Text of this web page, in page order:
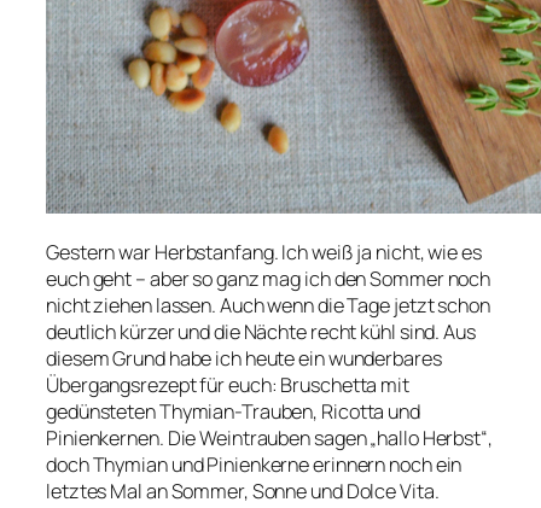
Gestern war Herbstanfang. Ich weiß ja nicht, wie es
euch geht – aber so ganz mag ich den Sommer noch
nicht ziehen lassen. Auch wenn die Tage jetzt schon
deutlich kürzer und die Nächte recht kühl sind. Aus
diesem Grund habe ich heute ein wunderbares
Übergangsrezept für euch: Bruschetta mit
gedünsteten Thymian-Trauben, Ricotta und
Pinienkernen. Die Weintrauben sagen „hallo Herbst“,
doch Thymian und Pinienkerne erinnern noch ein
letztes Mal an Sommer, Sonne und Dolce Vita.